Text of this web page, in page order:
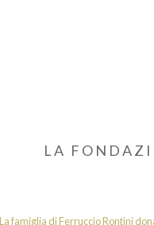
LA
La famiglia di Ferruccio Rontini